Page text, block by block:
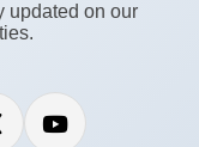
updated on our